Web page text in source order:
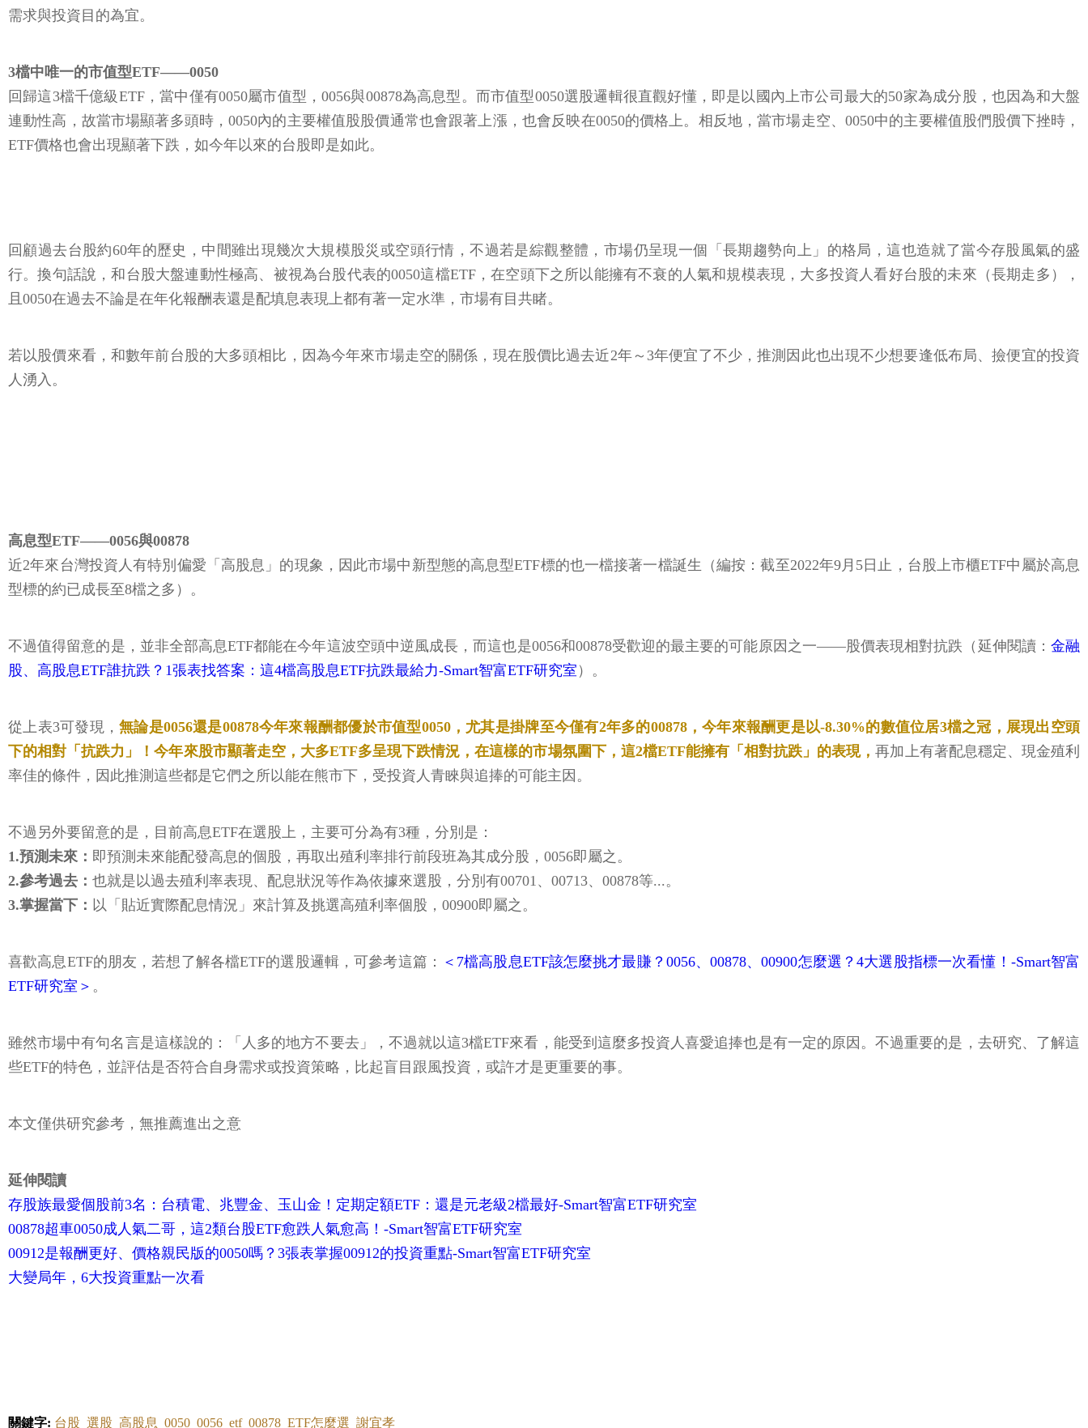
需求與投資目的為宜。
3檔中唯一的市值型ETF——0050
回歸這3檔千億級ETF，當中僅有0050屬市值型，0056與00878為高息型。而市值型0050選股邏輯很直觀好懂，即是以國內上市公司最大的50家為成分股，也因為和大盤
連動性高，故當市場顯著多頭時，0050內的主要權值股股價通常也會跟著上漲，也會反映在0050的價格上。相反地，當市場走空、0050中的主要權值股們股價下挫時，
ETF價格也會出現顯著下跌，如今年以來的台股即是如此。
回顧過去台股約60年的歷史，中間雖出現幾次大規模股災或空頭行情，不過若是綜觀整體，市場仍呈現一個「長期趨勢向上」的格局，這也造就了當今存股風氣的盛
行。換句話說，和台股大盤連動性極高、被視為台股代表的0050這檔ETF，在空頭下之所以能擁有不衰的人氣和規模表現，大多投資人看好台股的未來（長期走多），
且0050在過去不論是在年化報酬表還是配填息表現上都有著一定水準，市場有目共睹。
若以股價來看，和數年前台股的大多頭相比，因為今年來市場走空的關係，現在股價比過去近2年～3年便宜了不少，推測因此也出現不少想要逢低布局、撿便宜的投資
人湧入。
高息型ETF——0056與00878
近2年來台灣投資人有特別偏愛「高股息」的現象，因此市場中新型態的高息型ETF標的也一檔接著一檔誕生（編按：截至2022年9月5日止，台股上市櫃ETF中屬於高息
型標的約已成長至8檔之多）。
不過值得留意的是，並非全部高息ETF都能在今年這波空頭中逆風成長，而這也是0056和00878受歡迎的最主要的可能原因之一——股價表現相對抗跌（延伸閱讀： 金融
股、高股息ETF誰抗跌？1張表找答案：這4檔高股息ETF抗跌最給力-Smart智富ETF研究室 ）。
從上表3可發現，無論是0056還是00878今年來報酬都優於市值型0050，尤其是掛牌至今僅有2年多的00878，今年來報酬更是以-8.30%的數值位居3檔之冠，展現出空頭
下的相對「抗跌力」！今年來股市顯著走空，大多ETF多呈現下跌情況，在這樣的市場氛圍下，這2檔ETF能擁有「相對抗跌」的表現，再加上有著配息穩定、現金殖利
率佳的條件，因此推測這些都是它們之所以能在熊市下，受投資人青睞與追捧的可能主因。
不過另外要留意的是，目前高息ETF在選股上，主要可分為有3種，分別是：
1.預測未來： 即預測未來能配發高息的個股，再取出殖利率排行前段班為其成分股，0056即屬之。
2.參考過去： 也就是以過去殖利率表現、配息狀況等作為依據來選股，分別有00701、00713、00878等...。
3.掌握當下： 以「貼近實際配息情況」來計算及挑選高殖利率個股，00900即屬之。
喜歡高息ETF的朋友，若想了解各檔ETF的選股邏輯，可參考這篇： ＜7檔高股息ETF該怎麼挑才最賺？0056、00878、00900怎麼選？4大選股指標一次看懂！-Smart智富
ETF研究室＞ 。
雖然市場中有句名言是這樣說的：「人多的地方不要去」，不過就以這3檔ETF來看，能受到這麼多投資人喜愛追捧也是有一定的原因。不過重要的是，去研究、了解這
些ETF的特色，並評估是否符合自身需求或投資策略，比起盲目跟風投資，或許才是更重要的事。
本文僅供研究參考，無推薦進出之意
延伸閱讀
存股族最愛個股前3名：台積電、兆豐金、玉山金！定期定額ETF：還是元老級2檔最好-Smart智富ETF研究室
00878超車0050成人氣二哥，這2類台股ETF愈跌人氣愈高！-Smart智富ETF研究室
00912是報酬更好、價格親民版的0050嗎？3張表掌握00912的投資重點-Smart智富ETF研究室
大變局年，6大投資重點一次看
關鍵字: 台股 選股 高股息 0050 0056 etf 00878 ETF怎麼選 謝宜孝